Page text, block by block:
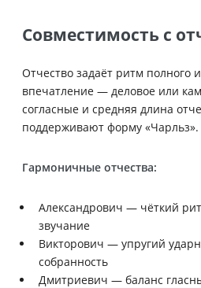
Совместимость с
Отчество задаёт ритм полного
впечатление — деловое или
согласные и средняя длина
поддерживают форму «Чарльз».
Гармоничные отчества:
Александрович — чёткий
звучание
Викторович — упругий
собранность
Дмитриевич — баланс